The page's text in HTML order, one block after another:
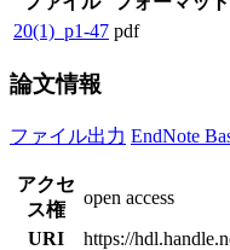
20(1)_p1-47 pdf
論文情報
ファイル出力 EndNote
アクセ
ス権
open access
URI
https://